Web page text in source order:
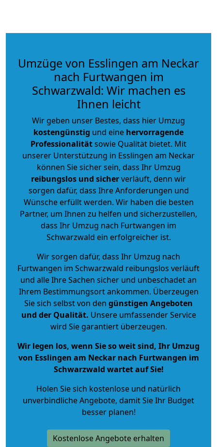
Umzüge von Esslingen am Neckar
nach Furtwangen im
Schwarzwald: Wir machen es
Ihnen leicht
Wir geben unser Bestes, dass hier Umzug
kostengünstig und eine hervorragende
Professionalitätsowie Qualität bietet. Mit
unserer Unterstützung in Esslingen am Neckar
können Sie sicher sein, dass Ihr Umzug
reibungslos und sicherverläuft, denn wir
sorgen dafür, dass Ihre Anforderungen und
Wünsche erfüllt werden. Wir haben die besten
Partner, um Ihnen zu helfen und sicherzustellen,
dass Ihr Umzug nach Furtwangen im
Schwarzwald ein erfolgreicher ist.
Wir sorgen dafür, dass Ihr Umzug nach
Furtwangen im Schwarzwald reibungslos verläuft
und alle Ihre Sachen sicher und unbeschadet an
Ihrem Bestimmungsort ankommen. Überzeugen
Sie sich selbst von den günstigen Angeboten
und der Qualität. Unsere umfassender Service
wird Sie garantiert überzeugen.
Wir legen los, wenn Sie so weit sind, Ihr Umzug
von Esslingen am Neckar nach Furtwangen im
Schwarzwald wartet auf Sie!
Holen Sie sich kostenlose und natürlich
unverbindliche Angebote, damit Sie Ihr Budget
besser planen!
Kostenlose Angebote erhalten